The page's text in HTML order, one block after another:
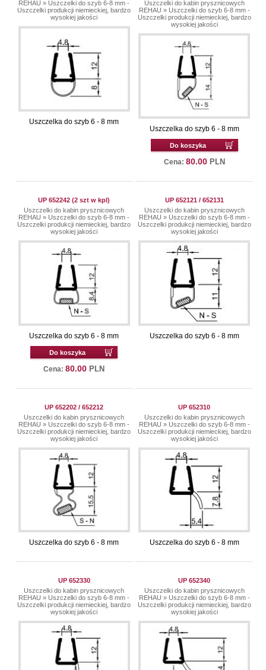
REHAU »Uszczelki do szyb 6-8 mm -
Uszczelki produkcji niemieckiej, bardzo
wysokiej jakości
Uszczelka do szyb 6 - 8 mm
Uszczelki do kabin prysznicowych
REHAU » Uszczelki do szyb 6-8 mm -
Uszczelki produkcji niemieckiej, bardzo
wysokiej jakości
Uszczelka do szyb 6 - 8 mm
Do koszyka
Cena: 80.00 PLN
UP 652242 (2 szt w kpl)
Uszczelki do kabin prysznicowych
REHAU »Uszczelki do szyb 6-8 mm -
Uszczelki produkcji niemieckiej, bardzo
wysokiej jakości
Uszczelka do szyb 6 - 8 mm
Do koszyka
Cena: 80.00 PLN
UP 652121 / 652131
Uszczelki do kabin prysznicowych
REHAU » Uszczelki do szyb 6-8 mm -
Uszczelki produkcji niemieckiej, bardzo
wysokiej jakości
Uszczelka do szyb 6 - 8 mm
UP 652202 / 652212
Uszczelki do kabin prysznicowych
REHAU »Uszczelki do szyb 6-8 mm -
Uszczelki produkcji niemieckiej, bardzo
wysokiej jakości
Uszczelka do szyb 6 - 8 mm
UP 652310
Uszczelki do kabin prysznicowych
REHAU » Uszczelki do szyb 6-8 mm -
Uszczelki produkcji niemieckiej, bardzo
wysokiej jakości
Uszczelka do szyb 6 - 8 mm
UP 652330
Uszczelki do kabin prysznicowych
REHAU »Uszczelki do szyb 6-8 mm -
Uszczelki produkcji niemieckiej, bardzo
wysokiej jakości
UP 652340
Uszczelki do kabin prysznicowych
REHAU » Uszczelki do szyb 6-8 mm -
Uszczelki produkcji niemieckiej, bardzo
wysokiej jakości